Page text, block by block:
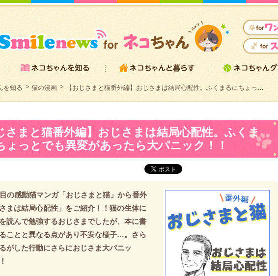
を知る 猫の漫画 【おじさまと猫番外編】おじさまは結局心配性。ふくまるにちょっ…
さまと猫番外編】おじさまは結局心配性。ふくま
ょっとでも異変があったら大パニック！！
の感動猫マンガ「おじさまと猫」から番外
まは結局心配性」をご紹介！！猫の生体に
読んで勉強するおじさまでしたが、本に書
ことと異なる点があり不安な様子…。さら
がした行動にさらにおじさま大パニッ